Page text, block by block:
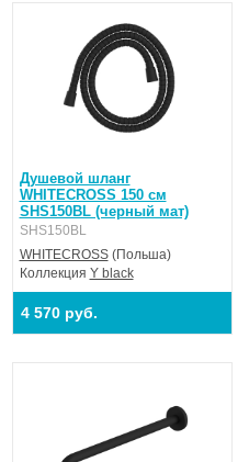
Душевой шланг
WHITECROSS 150 см
SHS150BL (черный мат)
SHS150BL
WHITECROSS(Польша)
Коллекция Y black
4 570 руб.